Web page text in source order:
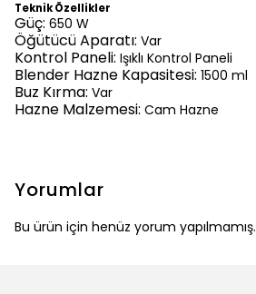
Teknik Özellikler
Güç: 650 W
Öğütücü Aparatı: Var
Kontrol Paneli: Işıklı Kontrol Paneli
Blender Hazne Kapasitesi: 1500 ml
Buz Kırma: Var
Hazne Malzemesi: Cam Hazne
Yorumlar
Bu ürün için henüz yorum yapılmamış.